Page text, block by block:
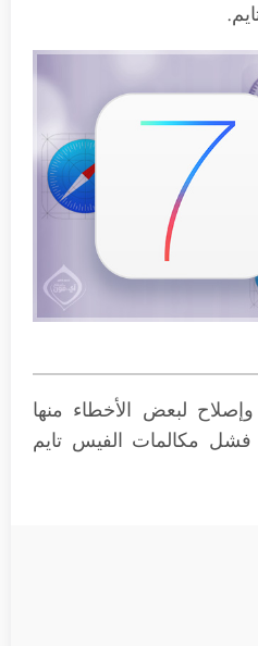
لبعض الأخطاء منها
فشل مكالمات الفيس تايم